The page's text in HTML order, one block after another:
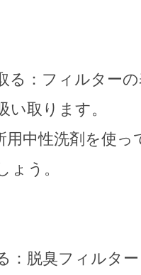
る：フィルター
い取ります。
用中性洗剤を使
ょう。
：脱臭フィルタ